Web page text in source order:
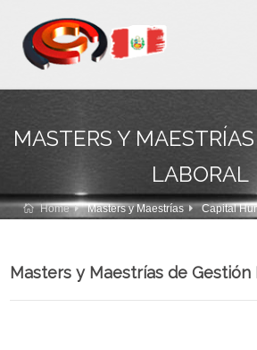
MASTERS Y
LABORAL
Home Masters y Maestrías Capital
Masters y Maestrías de Gestión